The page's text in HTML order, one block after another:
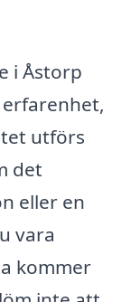
i Åstorp
utförs
det
eller en
vara
kommer